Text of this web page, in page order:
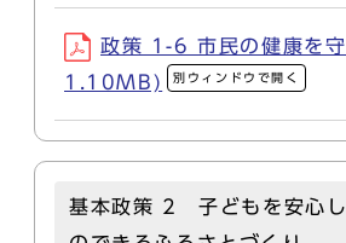
政策 1-6 市民の健康を守
1.10MB)
別ウィンドウで開く
基本政策 2 子どもを安心し